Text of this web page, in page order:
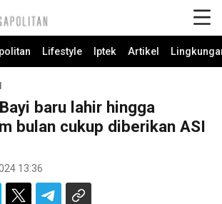
Lifestyle Iptek Artikel
baru lahir hingga
bulan cukup diberikan ASI
13:36